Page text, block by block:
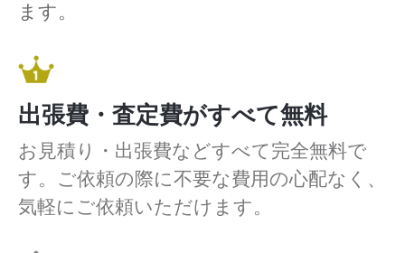
ます。
出張費・査定費がすべて無料
お見積り・出張費などすべて完全無料で
す。ご依頼の際に不要な費用の心配なく、
気軽にご依頼いただけます。